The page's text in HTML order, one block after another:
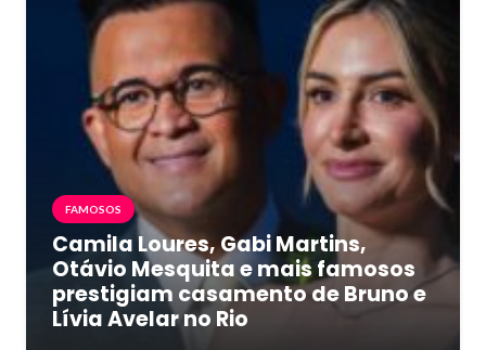
FAMOSOS
Camila Loures, Gabi Martins,
Otávio Mesquita e mais famosos
prestigiam casamento de Bruno e
Lívia Avelar no Rio